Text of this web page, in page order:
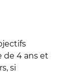
de 4 ans et
si